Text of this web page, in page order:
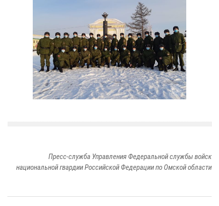
Пресс-служба Управления Федеральной службы войск
национальной гвардии Российской Федерации по Омской области